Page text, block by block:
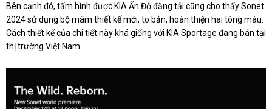
Bên cạnh đó, tấm hình được KIA Ấn Độ đăng tải cũng cho thấy Sonet
2024 sử dụng bộ mâm thiết kế mới, to bản, hoàn thiện hai tông màu.
Cách thiết kế của chi tiết này khá giống với KIA Sportage đang bán tại
thị trường Việt Nam.